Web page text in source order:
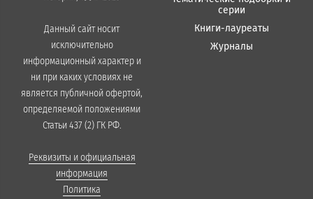
Данный сайт носит
исключительно
информационный характер и
ни при каких условиях не
является публичной офертой,
определяемой положениями
Статьи 437 (2) ГК РФ.
Реквизиты и официальная
информация
Политика
серии
Книги-лауреаты
Журналы